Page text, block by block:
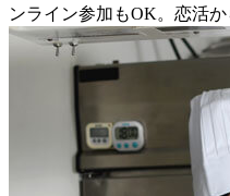
ンライン参加もOK。恋活